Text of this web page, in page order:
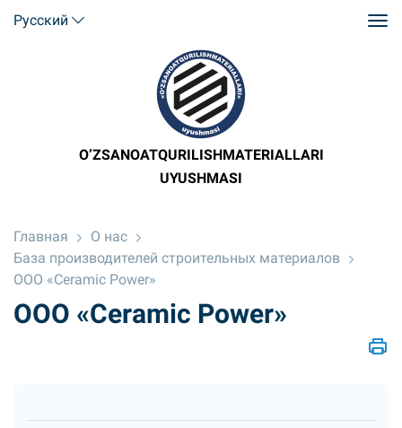
Русский
O’ZSANOATQURILISHMATERIALLARI
UYUSHMASI
Главная
О нас
База производителей строительных материалов
ООО «Ceramic Power»
ООО «Ceramic Power»